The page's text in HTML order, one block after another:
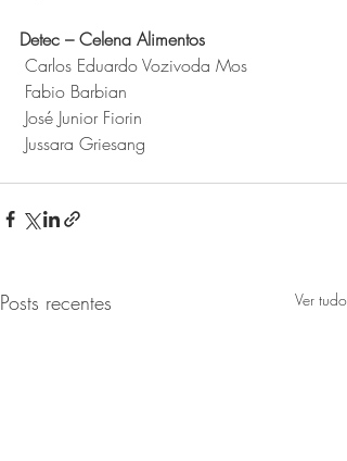
Detec – Celena Alimentos
Carlos Eduardo Vozivoda Mos
Fabio Barbian
José Junior Fiorin
Jussara Griesang
Posts recentes Ver tudo